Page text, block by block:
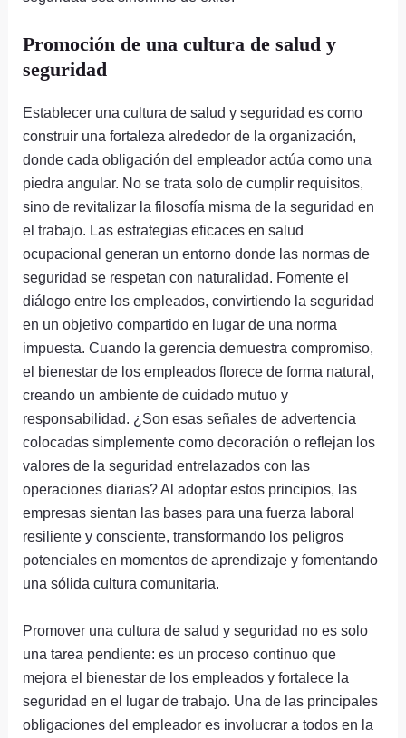
Promoción de una cultura de salud y
seguridad
Establecer una cultura de salud y seguridad es como
construir una fortaleza alrededor de la organización,
donde cada obligación del empleador actúa como una
piedra angular. No se trata solo de cumplir requisitos,
sino de revitalizar la filosofía misma de la seguridad en
el trabajo. Las estrategias eficaces en salud
ocupacional generan un entorno donde las normas de
seguridad se respetan con naturalidad. Fomente el
diálogo entre los empleados, convirtiendo la seguridad
en un objetivo compartido en lugar de una norma
impuesta. Cuando la gerencia demuestra compromiso,
el bienestar de los empleados florece de forma natural,
creando un ambiente de cuidado mutuo y
responsabilidad. ¿Son esas señales de advertencia
colocadas simplemente como decoración o reflejan los
valores de la seguridad entrelazados con las
operaciones diarias? Al adoptar estos principios, las
empresas sientan las bases para una fuerza laboral
resiliente y consciente, transformando los peligros
potenciales en momentos de aprendizaje y fomentando
una sólida cultura comunitaria.
Promover una cultura de salud y seguridad no es solo
una tarea pendiente: es un proceso continuo que
mejora el bienestar de los empleados y fortalece la
seguridad en el lugar de trabajo. Una de las principales
obligaciones del empleador es involucrar a todos en la